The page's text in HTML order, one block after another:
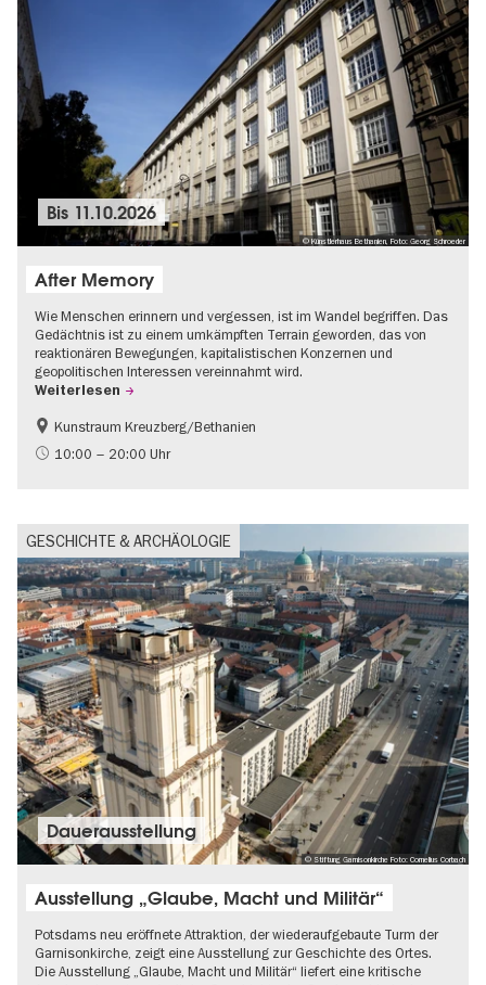
© Künstlerhaus Bethanien, Foto: Georg Schroeder
Bis 11.10.2026
After Memory
Wie Menschen erinnern und vergessen, ist im Wandel begriffen. Das
Gedächtnis ist zu einem umkämpften Terrain geworden, das von
reaktionären Bewegungen, kapitalistischen Konzernen und
geopolitischen Interessen vereinnahmt wird.
Weiterlesen
Gratis
International
Kunstraum Kreuzberg/Bethanien
10:00 – 20:00 Uhr
GESCHICHTE & ARCHÄOLOGIE
© Stiftung Garnisonkirche Foto: Cornelius Corbach
Dauer­aus­stel­lung
Ausstellung „Glaube, Macht und Militär“
Potsdams neu eröffnete Attraktion, der wiederaufgebaute Turm der
Garnisonkirche, zeigt eine Ausstellung zur Geschichte des Ortes.
Die Ausstellung „Glaube, Macht und Militär“ liefert eine kritische